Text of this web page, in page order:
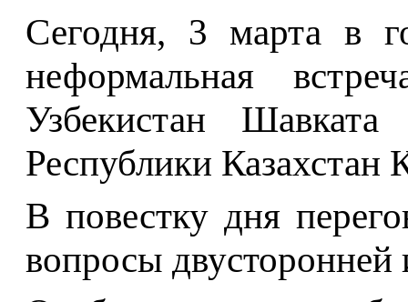
Сегодня, 3 марта в
неформальная
Узбекистан
Республики
В повестку дня
вопросы двусторонней